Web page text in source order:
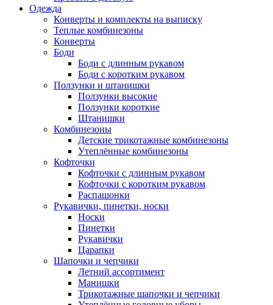
Одежда
Конверты и комплекты на выписку
Теплые комбинезоны
Конверты
Боди
Боди с длинным рукавом
Боди с коротким рукавом
Ползунки и штанишки
Ползунки высокие
Ползунки короткие
Штанишки
Комбинезоны
Детские трикотажные комбинезоны
Утеплённые комбинезоны
Кофточки
Кофточки с длинным рукавом
Кофточки с коротким рукавом
Распашонки
Рукавички, пинетки, носки
Носки
Пинетки
Рукавички
Царапки
Шапочки и чепчики
Летний ассортимент
Манишки
Трикотажные шапочки и чепчики